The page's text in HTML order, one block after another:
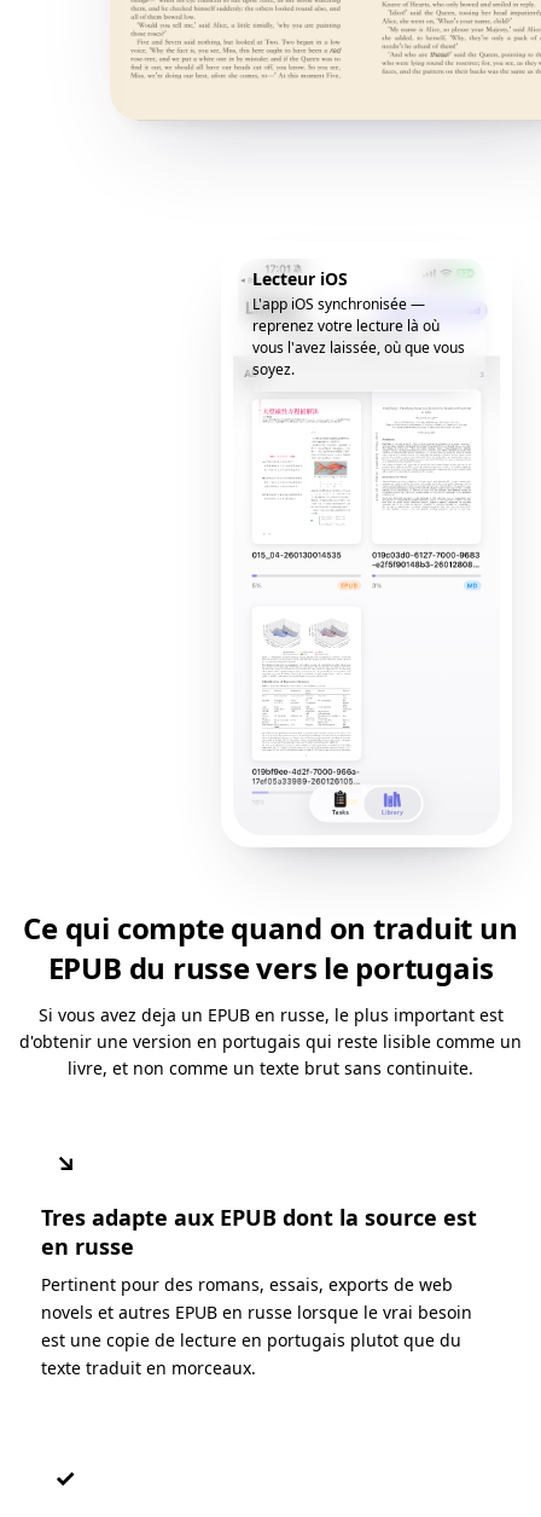
Lecteur iOS
L'app iOS synchronisée —
reprenez votre lecture là où
vous l'avez laissée, où que vous
soyez.
Ce qui compte quand on traduit un
EPUB du russe vers le portugais
Si vous avez deja un EPUB en russe, le plus important est
d'obtenir une version en portugais qui reste lisible comme un
livre, et non comme un texte brut sans continuite.
↘
Tres adapte aux EPUB dont la source est
en russe
Pertinent pour des romans, essais, exports de web
novels et autres EPUB en russe lorsque le vrai besoin
est une copie de lecture en portugais plutot que du
texte traduit en morceaux.
✓